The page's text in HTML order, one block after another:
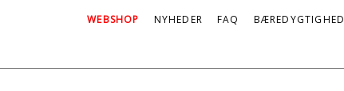
WEBSHOP NYHEDER FAQ BÆREDYGTIGHED